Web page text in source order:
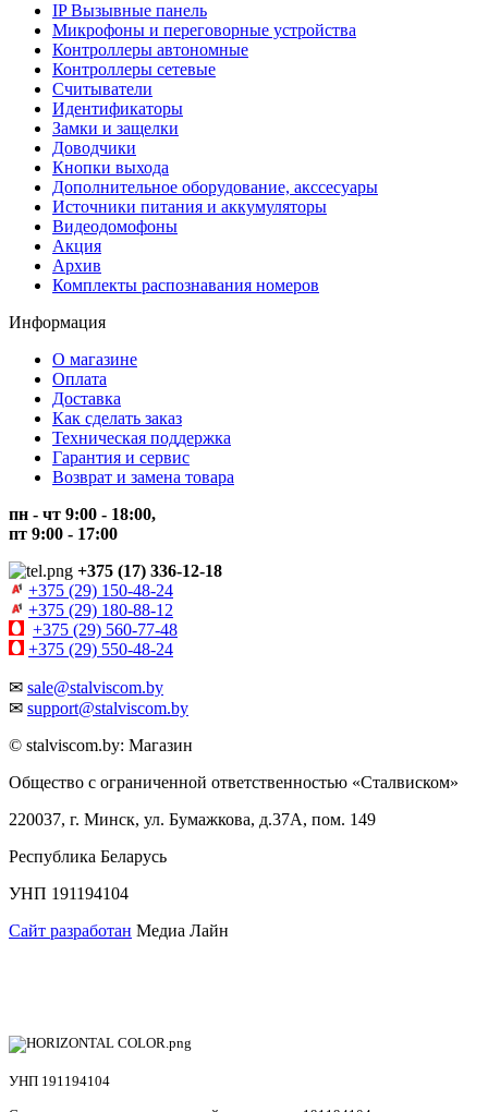
IP Вызывные панель
Микрофоны и переговорные устройства
Контроллеры автономные
Контроллеры сетевые
Считыватели
Идентификаторы
Замки и защелки
Доводчики
Кнопки выхода
Дополнительное оборудование, акссесуары
Источники питания и аккумуляторы
Видеодомофоны
Акция
Архив
Комплекты распознавания номеров
Информация
О магазине
Оплата
Доставка
Как сделать заказ
Техническая поддержка
Гарантия и сервис
Возврат и замена товара
пн - чт 9:00 - 18:00,
пт 9:00 - 17:00
+375 (17) 336-12-18
+375 (29) 150-48-24
+375 (29) 180-88-12
+375 (29) 560-77-48
+375 (29) 550-48-24
✉ sale@stalviscom.by
✉ support@stalviscom.by
© stalviscom.by: Магазин
Общество с ограниченной ответственностью «Сталвиском»
220037, г. Минск, ул. Бумажкова, д.37А, пом. 149
Республика Беларусь
УНП 191194104
Сайт разработан Медиа Лайн
УНП 191194104